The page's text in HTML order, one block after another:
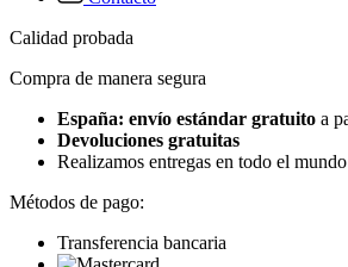
Calidad probada
Compra de manera segura
España: envío estándar gratuito a
Devoluciones gratuitas
Realizamos entregas en todo el mundo
Métodos de pago:
Transferencia bancaria